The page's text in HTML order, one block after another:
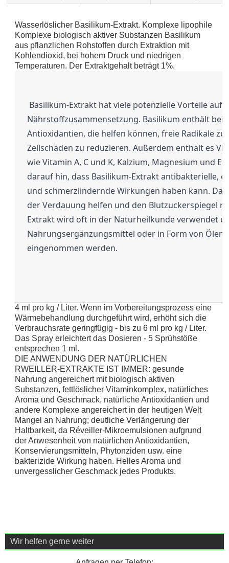
Wasserlöslicher Basilikum-Extrakt. Komplexe lipophile
Komplexe biologisch aktiver Substanzen Basilikum
aus pflanzlichen Rohstoffen durch Extraktion mit
Kohlendioxid, bei hohem Druck und niedrigen
Temperaturen. Der Extraktgehalt beträgt 1%.
Nährstoffzusammensetzung. Basilikum enthält
Antioxidantien, die helfen können, freie Radikale
Zellschäden zu reduzieren. Außerdem enthält es
wie Vitamin A, C und K, Kalzium, Magnesium und
darauf hin, dass Basilikum-Extrakt antibakterielle,
und schmerzlindernde Wirkungen haben kann.
der Verdauung helfen und den Blutzuckerspiegel
Extrakt wird oft in der Naturheilkunde verwendet
Nahrungsergänzungsmittel oder in Form von Ölen,
eingenommen werden.
4 ml pro kg / Liter. Wenn im Vorbereitungsprozess eine
Wärmebehandlung durchgeführt wird, erhöht sich die
Verbrauchsrate geringfügig - bis zu 6 ml pro kg / Liter.
Das Spray erleichtert das Dosieren - 5 Sprühstöße
entsprechen 1 ml.
DIE ANWENDUNG DER NATÜRLICHEN
RWEILLER-EXTRAKTE IST IMMER: gesunde
Nahrung angereichert mit biologisch aktiven
Substanzen, fettlöslicher Vitaminkomplex, natürliches
Aroma und Geschmack, natürliche Antioxidantien und
andere Komplexe angereichert in der heutigen Welt
Mangel an Nahrung; deutliche Verlängerung der
Haltbarkeit, da Réveiller-Mikroemulsionen aufgrund
der Anwesenheit von natürlichen Antioxidantien,
Konservierungsmitteln, Phytonziden usw. eine
bakterizide Wirkung haben. Helles Aroma und
unvergesslicher Geschmack jedes Produkts.
Wir helfen gerne weiter